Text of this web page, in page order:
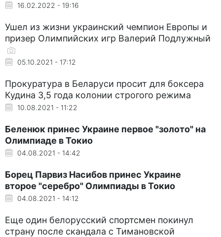
16.02.2022 - 19:16
Ушел из жизни украинский чемпион Европы и
призер Олимпийских игр Валерий Подлужный
05.10.2021 - 17:12
Прокуратура в Беларуси просит для боксера
Кудина 3,5 года колонии строгого режима
10.08.2021 - 11:22
Беленюк принес Украине первое "золото" на
Олимпиаде в Токио
04.08.2021 - 14:42
Борец Парвиз Насибов принес Украине
второе "серебро" Олимпиады в Токио
04.08.2021 - 14:12
Еще один белорусский спортсмен покинул
страну после скандала с Тимановской